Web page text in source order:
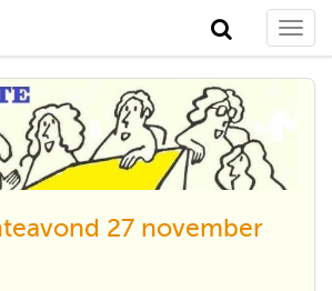
27 november